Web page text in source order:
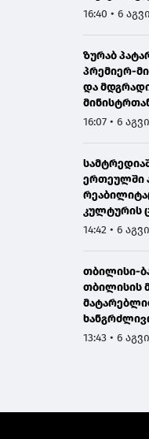
16:40 • 6
ზურაბ
პრემიერ-
და
16:07 • 6
ერთეულში
კულტურის
განახლდა
14:42 • 6
თბილისი-
თბილისის
თბილისი-
13:43 • 6